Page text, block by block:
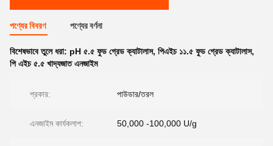
পণ্যের বিবরণ পণ্যের বর্ণনা
বিশেষভাবে তুলে ধরা: pH ৫.৫ ফুড গ্রেড ক্যাটালাস, পিএইচ ১১.৫ ফুড গ্রেড ক্যাটালাস,
পি এইচ ৫.৫ খাদ্যজাত এনজাইম
প্রকার: পাউডার/তরল
এনজাইম কার্যকলাপ: 50,000 -100,000 U/g